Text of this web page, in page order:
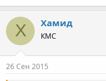
Х Хамид
КМС
26 Сен 2015